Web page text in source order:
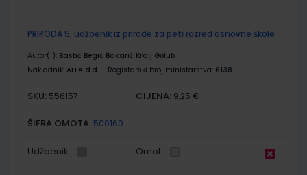
PRIRODA 5; udžbenik iz prirode za peti razred osnovne škole
Autor(i): Bastić Begić Bakarić Kralj Golub
Nakladnik: ALFA d.d. Registarski broj ministarstva: 6138
SKU: 556157 CIJENA: 9,25 €
ŠIFRA OMOTA: 500160
Udžbenik Omot